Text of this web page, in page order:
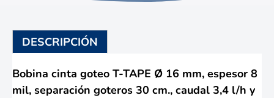
340
cantidad
DESCRIPCIÓN
Bobina cinta goteo T-TAPE Ø 16 mm, espesor 8
mil, separación goteros 30 cm., caudal 3,4 l/h y